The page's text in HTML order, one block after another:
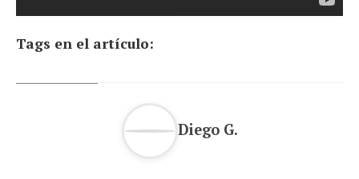
Tags en el artículo:
Diego G.